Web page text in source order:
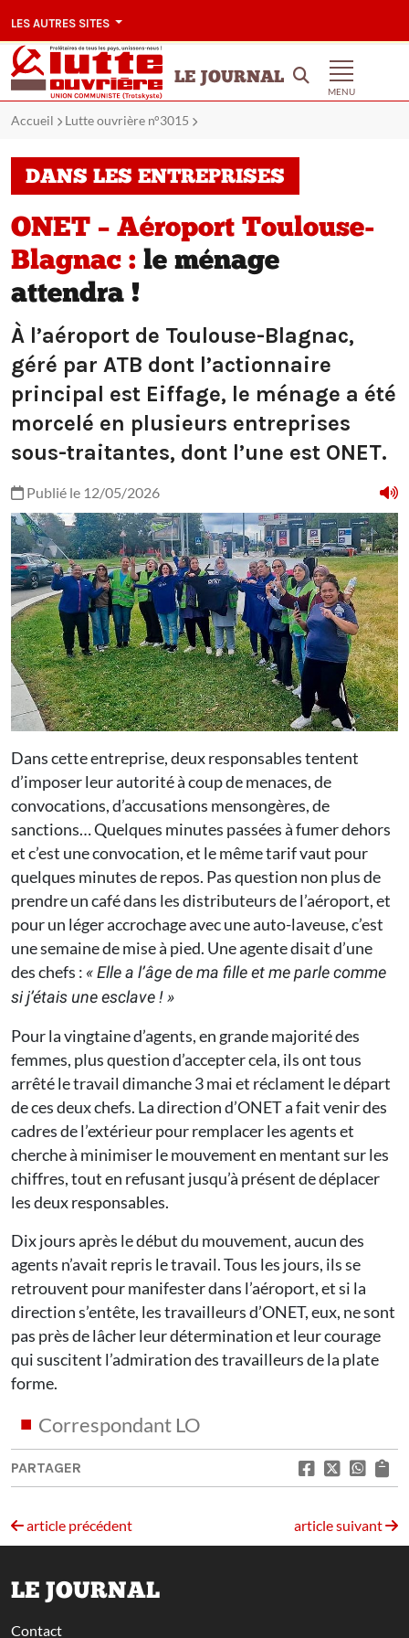
LES AUTRES SITES
LE JOURNAL
MENU
Accueil Lutte ouvrière n°3015
DANS LES ENTREPRISES
ONET – Aéroport Toulouse-
Blagnac : le ménage
attendra !
À l’aéroport de Toulouse-Blagnac,
géré par ATB dont l’actionnaire
principal est Eiffage, le ménage a été
morcelé en plusieurs entreprises
sous-traitantes, dont l’une est ONET.
Publié le 12/05/2026
Dans cette entreprise, deux responsables tentent
d’imposer leur autorité à coup de menaces, de
convocations, d’accusations mensongères, de
sanctions… Quelques minutes passées à fumer dehors
et c’est une convocation, et le même tarif vaut pour
quelques minutes de repos. Pas question non plus de
prendre un café dans les distributeurs de l’aéroport, et
pour un léger accrochage avec une auto-laveuse, c’est
une semaine de mise à pied. Une agente disait d’une
des chefs : « Elle a l’âge de ma fille et me parle comme
si j’étais une esclave ! »
Pour la vingtaine d’agents, en grande majorité des
femmes, plus question d’accepter cela, ils ont tous
arrêté le travail dimanche 3 mai et réclament le départ
de ces deux chefs. La direction d’ONET a fait venir des
cadres de l’extérieur pour remplacer les agents et
cherche à minimiser le mouvement en mentant sur les
chiffres, tout en refusant jusqu’à présent de déplacer
les deux responsables.
Dix jours après le début du mouvement, aucun des
agents n’avait repris le travail. Tous les jours, ils se
retrouvent pour manifester dans l’aéroport, et si la
direction s’entête, les travailleurs d’ONET, eux, ne sont
pas près de lâcher leur détermination et leur courage
qui suscitent l’admiration des travailleurs de la plate
forme.
Correspondant LO
PARTAGER
article précédent article suivant
LE JOURNAL
Contact